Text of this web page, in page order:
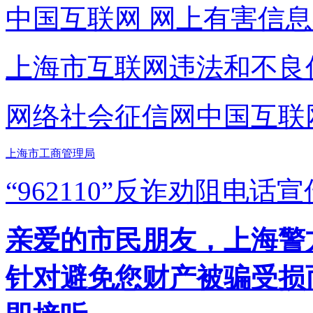
中国互联网 网上有害信
上海市互联网违法和不
网络社会征信网 中国互
上海市工商管理局
“962110”反诈劝阻电话宣
亲爱的市民朋友，上海
针对避免您财产被骗受